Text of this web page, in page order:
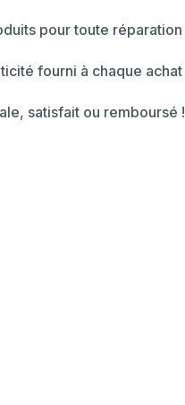
pour toute réparation
fourni à chaque achat
satisfait ou remboursé !